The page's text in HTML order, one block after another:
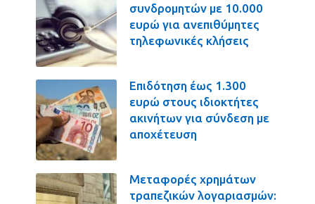
συνδρομητών με 10.000
ευρώ για ανεπιθύμητες
τηλεφωνικές κλήσεις
Επιδότηση έως 1.300
ευρώ στους ιδιοκτήτες
ακινήτων για σύνδεση με
αποχέτευση
Μεταφορές χρημάτων
τραπεζικών λογαριασμών: